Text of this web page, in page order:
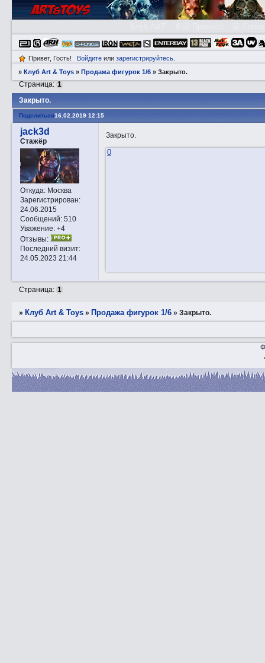
Привет, Гость! Войдитеили зарегистрируйтесь.
»Клуб Art & Toys »Продажа фигурок 1/6 »Закрытo.
Закрытo.
Страница: 1
Поделиться16.02.2019 12:15
jack3d
Стажёр
Откуда:Москва
Зарегистрирован:
24.06.2015
Сообщений:510
Уважение: +4
Отзывы:
Последний визит:
24.05.2023 21:44
Закрытo.
0
Страница: 1
» Клуб Art & Toys » Продажа фигурок 1/6 »Закрытo.